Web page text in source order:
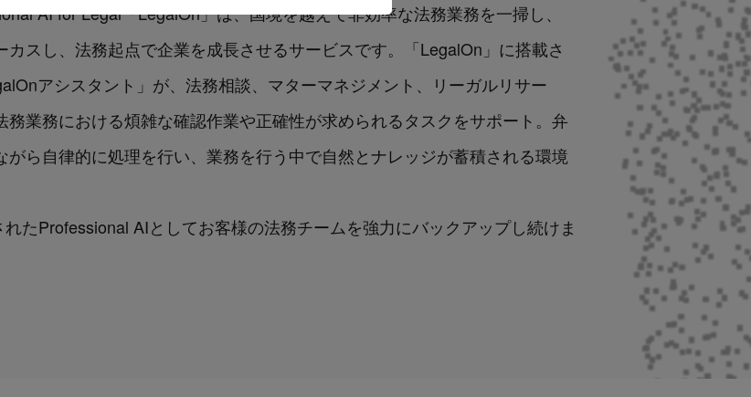
AI for Legal「LegalOn」は、国境を越えて非効率な法務業務を一掃し、
スし、法務起点で企業を成長させるサービスです。「LegalOn」に搭載さ
アシスタント」が、法務相談、マターマネジメント、リーガルリサー
業務における煩雑な確認作業や正確性が求められるタスクをサポート。弁
ら自律的に処理を行い、業務を行う中で自然とナレッジが蓄積される環境
たProfessional AIとしてお客様の法務チームを強力にバックアップし続けま